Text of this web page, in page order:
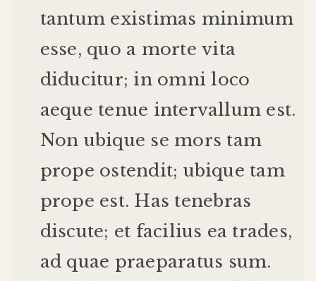
tantum existimas minimum
esse, quo a morte vita
diducitur; in omni loco
aeque tenue intervallum est.
Non ubique se mors tam
prope ostendit; ubique tam
prope est. Has tenebras
discute; et facilius ea trades,
ad quae praeparatus sum.